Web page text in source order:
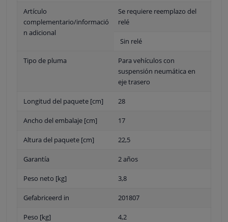
Artículo
complementario/informació
n adicional
Se requiere reemplazo del
relé
Sin relé
Tipo de pluma
Para vehículos con
suspensión neumática en
eje trasero
Longitud del paquete [cm] 28
Ancho del embalaje [cm] 17
Altura del paquete [cm] 22,5
Garantía 2 años
Peso neto [kg] 3,8
Gefabriceerd in 201807
Peso [kg] 4,2